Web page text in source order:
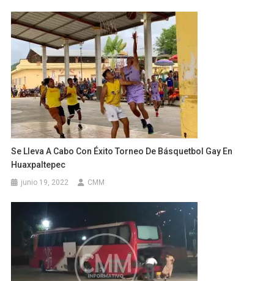
Se Lleva A Cabo Con Éxito Torneo De Básquetbol Gay En
Huaxpaltepec
junio 19, 2022 CMM